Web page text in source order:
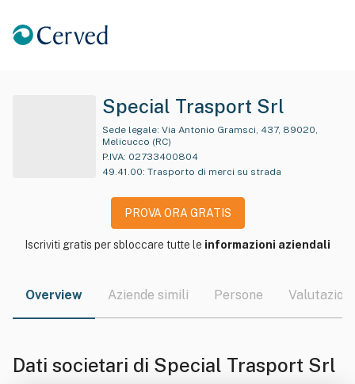
Special Trasport Srl
Sede legale:
Melicucco (RC)
P.IVA: 02733400804
49.41.00: Trasporto di merci su strada
PROVA ORA GRATIS
Iscriviti gratis per sbloccare tutte le informazioni aziendali
Overview Aziende simili Persone Valutazioni
Dati societari di Special Trasport Srl